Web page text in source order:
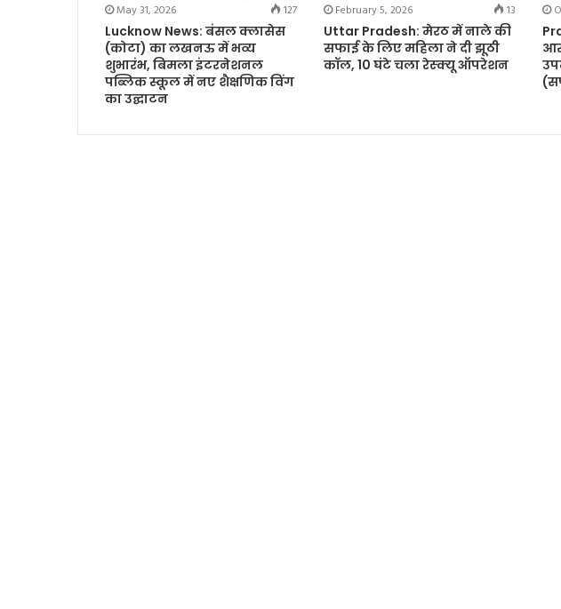
May 31, 2026
127
Lucknow News: बंसल क्लासेस
(कोटा) का लखनऊ में भव्य
शुभारंभ, बिमला इंटरनेशनल
पब्लिक स्कूल में नए शैक्षणिक विंग
का उद्घाटन
February 5, 2026
13
Uttar Pradesh: मेरठ में नाले की
सफाई के लिए महिला ने दी झूठी
कॉल, 10 घंटे चला रेस्क्यू ऑपरेशन